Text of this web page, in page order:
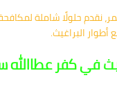
حلولًا شاملة لمكافحة
البراغيث.
في كفر